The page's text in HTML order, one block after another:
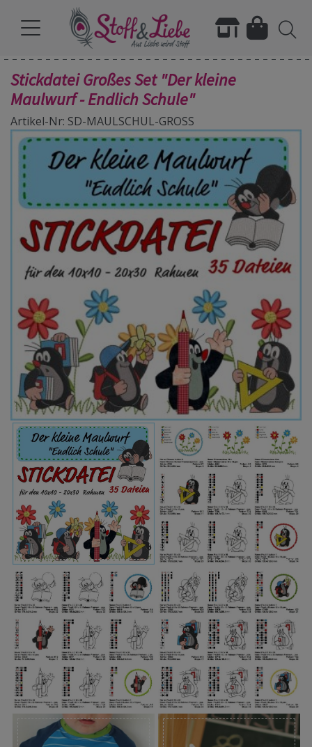
Stickdatei Großes Set "Der kleine
Maulwurf - Endlich Schule"
Artikel-Nr: SD-MAULSCHUL-GROSS